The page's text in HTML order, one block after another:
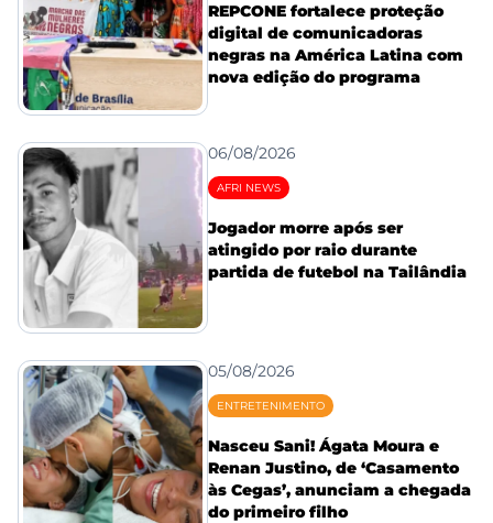
REPCONE fortalece proteção
digital de comunicadoras
negras na América Latina com
nova edição do programa
06/08/2026
AFRI NEWS
Jogador morre após ser
atingido por raio durante
partida de futebol na Tailândia
05/08/2026
ENTRETENIMENTO
Nasceu Sani! Ágata Moura e
Renan Justino, de ‘Casamento
às Cegas’, anunciam a chegada
do primeiro filho